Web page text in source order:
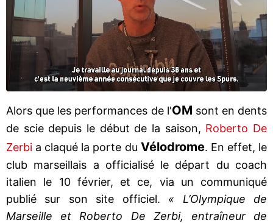
Alors que les performances de l'OM sont en dents
de scie depuis le début de la saison, Roberto De
Zerbi a claqué la porte du Vélodrome. En effet, le
club marseillais a officialisé le départ du coach
italien le 10 février, et ce, via un communiqué
publié sur son site officiel. « L’Olympique de
Marseille et Roberto De Zerbi, entraîneur de